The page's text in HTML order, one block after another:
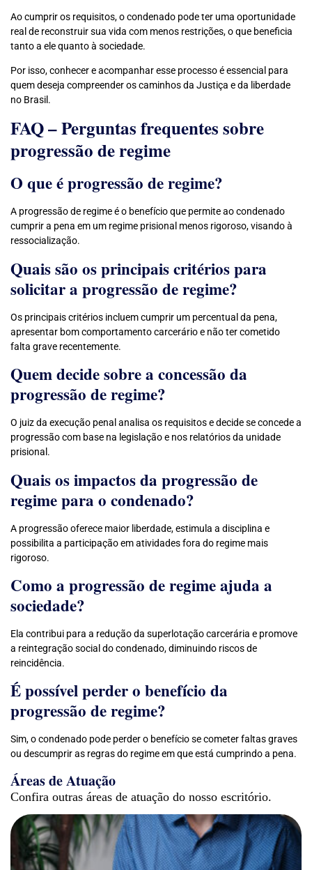
Ao cumprir os requisitos, o condenado pode ter uma oportunidade
real de reconstruir sua vida com menos restrições, o que beneficia
tanto a ele quanto à sociedade.
Por isso, conhecer e acompanhar esse processo é essencial para
quem deseja compreender os caminhos da Justiça e da liberdade
no Brasil.
FAQ – Perguntas frequentes sobre
progressão de regime
O que é progressão de regime?
A progressão de regime é o benefício que permite ao condenado
cumprir a pena em um regime prisional menos rigoroso, visando à
ressocialização.
Quais são os principais critérios para
solicitar a progressão de regime?
Os principais critérios incluem cumprir um percentual da pena,
apresentar bom comportamento carcerário e não ter cometido
falta grave recentemente.
Quem decide sobre a concessão da
progressão de regime?
O juiz da execução penal analisa os requisitos e decide se concede a
progressão com base na legislação e nos relatórios da unidade
prisional.
Quais os impactos da progressão de
regime para o condenado?
A progressão oferece maior liberdade, estimula a disciplina e
possibilita a participação em atividades fora do regime mais
rigoroso.
Como a progressão de regime ajuda a
sociedade?
Ela contribui para a redução da superlotação carcerária e promove
a reintegração social do condenado, diminuindo riscos de
reincidência.
É possível perder o benefício da
progressão de regime?
Sim, o condenado pode perder o benefício se cometer faltas graves
ou descumprir as regras do regime em que está cumprindo a pena.
Áreas de Atuação
Confira outras áreas de atuação do nosso escritório.